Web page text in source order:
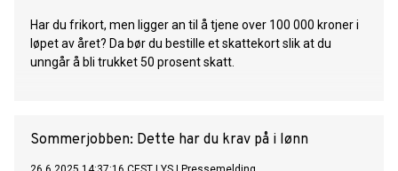
Har du frikort, men ligger an til å tjene over 100 000 kroner i
løpet av året? Da bør du bestille et skattekort slik at du
unngår å bli trukket 50 prosent skatt.
Sommerjobben: Dette har du krav på i lønn